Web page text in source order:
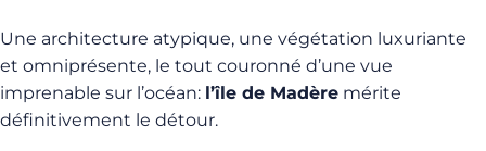
Une architecture atypique, une végétation luxuriante
et omniprésente, le tout couronné d’une vue
imprenable sur l’océan: l’île de Madère mérite
définitivement le détour.